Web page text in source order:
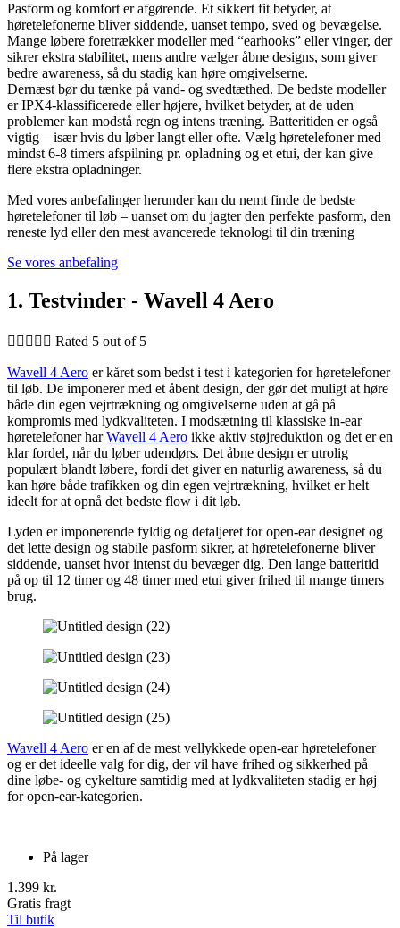
Pasform og komfort er afgørende. Et sikkert fit betyder, at
høretelefonerne bliver siddende, uanset tempo, sved og bevægelse.
Mange løbere foretrækker modeller med “earhooks” eller vinger, der
sikrer ekstra stabilitet, mens andre vælger åbne designs, som giver
bedre awareness, så du stadig kan høre omgivelserne.
Dernæst bør du tænke på vand- og svedtæthed. De bedste modeller
er IPX4-klassificerede eller højere, hvilket betyder, at de uden
problemer kan modstå regn og intens træning. Batteritiden er også
vigtig – især hvis du løber langt eller ofte. Vælg høretelefoner med
mindst 6-8 timers afspilning pr. opladning og et etui, der kan give
flere ekstra opladninger.
Med vores anbefalinger herunder kan du nemt finde de bedste
høretelefoner til løb – uanset om du jagter den perfekte pasform, den
reneste lyd eller den mest avancerede teknologi til din træning
Se vores anbefaling
1. Testvinder - Wavell 4 Aero
     Rated 5 out of 5
Wavell 4 Aero er kåret som bedst i test i kategorien for høretelefoner
til løb. De imponerer med et åbent design, der gør det muligt at høre
både din egen vejrtrækning og omgivelserne uden at gå på
kompromis med lydkvaliteten. I modsætning til klassiske in-ear
høretelefoner harWavell 4 Aero ikke aktiv støjreduktion og det er en
klar fordel, når du løber udendørs. Det åbne design er utrolig
populært blandt løbere, fordi det giver en naturlig awareness, så du
kan høre både trafikken og din egen vejrtrækning, hvilket er helt
ideelt for at opnå det bedste flow i dit løb.
Lyden er imponerende fyldig og detaljeret for open-ear designet og
det lette design og stabile pasform sikrer, at høretelefonerne bliver
siddende, uanset hvor intenst du bevæger dig. Den lange batteritid
på op til 12 timer og 48 timer med etui giver frihed til mange timers
brug.
Wavell 4 Aero er en af de mest vellykkede open-ear høretelefoner
og er det ideelle valg for dig, der vil have frihed og sikkerhed på
dine løbe- og cykelture samtidig med at lydkvaliteten stadig er høj
for open-ear-kategorien.
På lager
1.399 kr.
Gratis fragt
Til butik